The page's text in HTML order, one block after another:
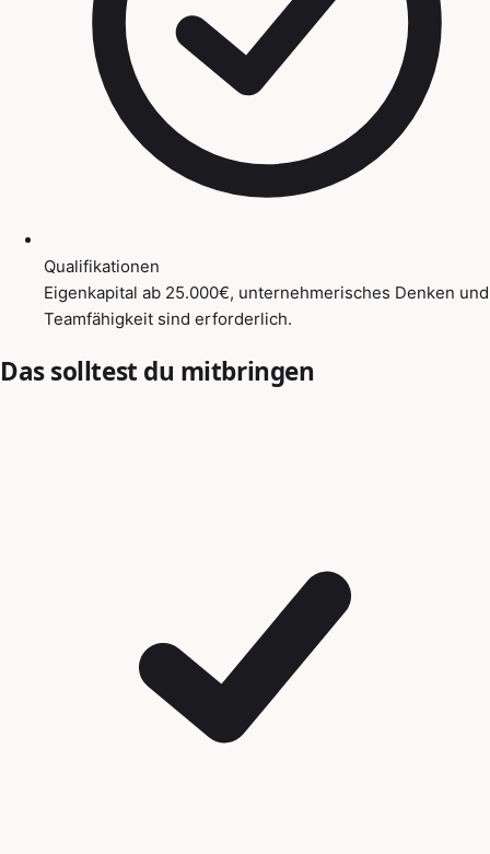
Qualifikationen
Eigenkapital ab 25.000€, unternehmerisches Denken und
Teamfähigkeit sind erforderlich.
Das solltest du mitbringen